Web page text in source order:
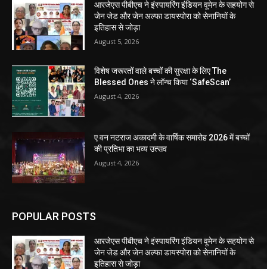
आरजेएस पीबीएच ने इंस्पायरिंग इंडियन वूमेन के सहयोग से
जेन जेड और जेन अल्फा डायस्पोरा को सेनानियों के
इतिहास से जोड़ा
August 5, 2026
विशेष जरूरतों वाले बच्चों की सुरक्षा के लिए The
Blessed Ones ने लॉन्च किया ‘SafeScan’
August 4, 2026
ए वन नटराज अकादमी के वार्षिक समारोह 2026 में बच्चों
की प्रतिभा का भव्य उत्सव
August 4, 2026
POPULAR POSTS
आरजेएस पीबीएच ने इंस्पायरिंग इंडियन वूमेन के सहयोग से
जेन जेड और जेन अल्फा डायस्पोरा को सेनानियों के
इतिहास से जोड़ा